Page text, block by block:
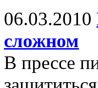
06.03.2010
сложном
В прессе